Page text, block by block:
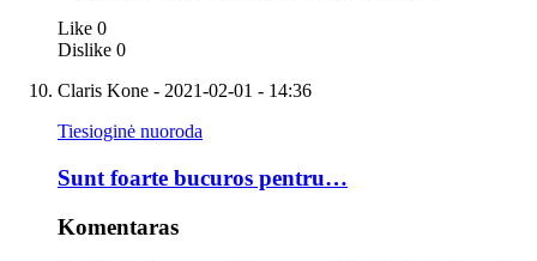
Like 0
Dislike 0
Claris Kone - 2021-02-01 - 14:36
Tiesioginė nuoroda
Sunt foarte bucuros pentru…
Komentaras